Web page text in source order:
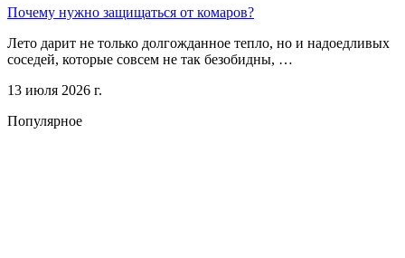
Почему нужно защищаться от комаров?
Лето дарит не только долгожданное тепло, но и надоедливых
соседей, которые совсем не так безобидны, …
13 июля 2026 г.
Популярное